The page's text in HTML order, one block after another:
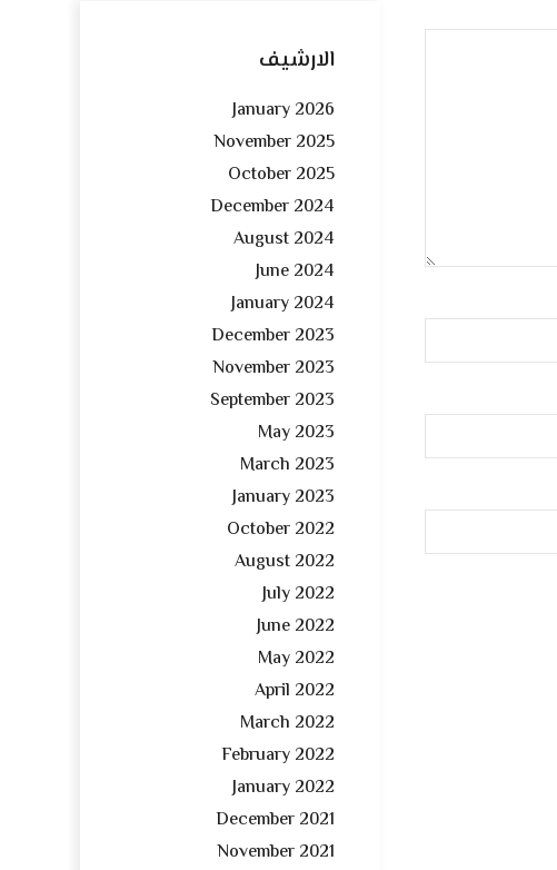
الارشيف
January 2026
November 2025
October 2025
December 2024
August 2024
June 2024
January 2024
December 2023
November 2023
September 2023
May 2023
March 2023
January 2023
October 2022
August 2022
July 2022
June 2022
May 2022
April 2022
March 2022
February 2022
January 2022
December 2021
November 2021